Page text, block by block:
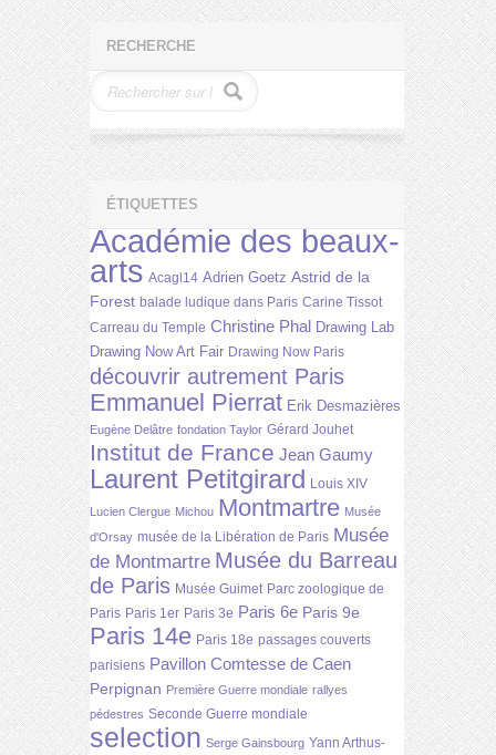
RECHERCHE
ÉTIQUETTES
Académie des beaux-
arts Acagl14 Adrien Goetz Astrid de la
Forest balade ludique dans Paris Carine Tissot
Carreau du Temple Christine Phal Drawing Lab
Drawing Now Art Fair Drawing Now Paris
découvrir autrement Paris
Emmanuel Pierrat Erik Desmazières
Eugène Delâtre fondation Taylor Gérard Jouhet
Institut de France Jean Gaumy
Laurent Petitgirard Louis XIV
Lucien Clergue Michou Montmartre Musée
d'Orsay musée de la Libération de Paris Musée
de Montmartre Musée du Barreau
de Paris Musée Guimet Parc zoologique de
Paris Paris 1er Paris 3e Paris 6e Paris 9e
Paris 14e Paris 18e passages couverts
parisiens Pavillon Comtesse de Caen
Perpignan Première Guerre mondiale rallyes
pédestres Seconde Guerre mondiale
selection Serge Gainsbourg Yann Arthus-